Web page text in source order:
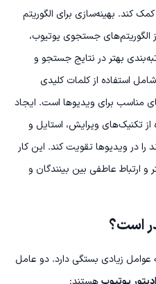
کمک کند. بهینه‌سازی برای الگوریتم
الگوریتم‌های جستجوی یوتیوب،
بهتر در نتایج جستجو و
استفاده از کلمات کلیدی
مناسب برای ویدیوها است. ایجاد
از تکنیک‌های ویرایش، استایل و
در ویدیوها تقویت کند. این کار
ارتباط عاطفی بین بینندگان و
است؟
عوامل زیادی بستگی دارد. دو عامل